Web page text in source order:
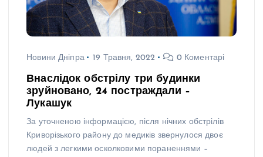
Новини Дніпра 19 Травня, 2022 0 Коментарі
Внаслідок обстрілу три будинки
зруйновано, 24 постраждали –
Лукашук
За уточненою інформацією, після нічних обстрілів
Криворізького району до медиків звернулося двоє
людей з легкими осколковими пораненнями –